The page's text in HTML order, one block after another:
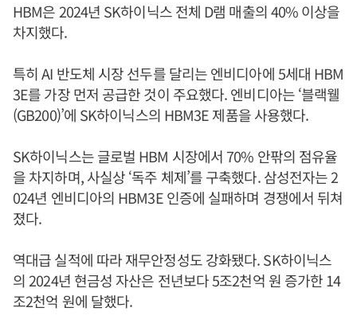
HBM은 2024년 SK하이닉스 전체 D램 매출의 40% 이상을
차지했다.
특히 AI 반도체 시장 선두를 달리는 엔비디아에 5세대 HBM
3E를 가장 먼저 공급한 것이 주요했다. 엔비디아는 ‘블랙웰
(GB200)’에 SK하이닉스의 HBM3E 제품을 사용했다.
SK하이닉스는 글로벌 HBM 시장에서 70% 안팎의 점유율
을 차지하며, 사실상 ‘독주 체제’를 구축했다. 삼성전자는 2
024년 엔비디아의 HBM3E 인증에 실패하며 경쟁에서 뒤쳐
졌다.
역대급 실적에 따라 재무안정성도 강화됐다. SK하이닉스
의 2024년 현금성 자산은 전년보다 5조2천억 원 증가한 14
조2천억 원에 달했다.